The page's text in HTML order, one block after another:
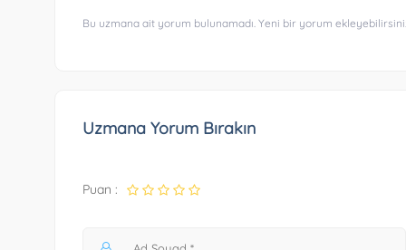
Bu uzmana ait yorum bulunamadı. Yeni bir yorum
Uzmana Yorum Bırakın
Puan :